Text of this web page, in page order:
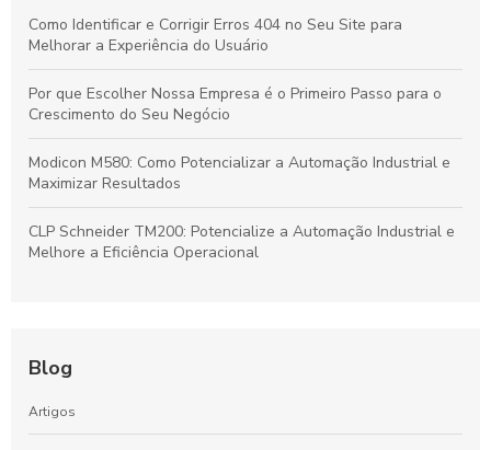
Como Identificar e Corrigir Erros 404 no Seu Site para
Melhorar a Experiência do Usuário
Por que Escolher Nossa Empresa é o Primeiro Passo para o
Crescimento do Seu Negócio
Modicon M580: Como Potencializar a Automação Industrial e
Maximizar Resultados
CLP Schneider TM200: Potencialize a Automação Industrial e
Melhore a Eficiência Operacional
Blog
Artigos